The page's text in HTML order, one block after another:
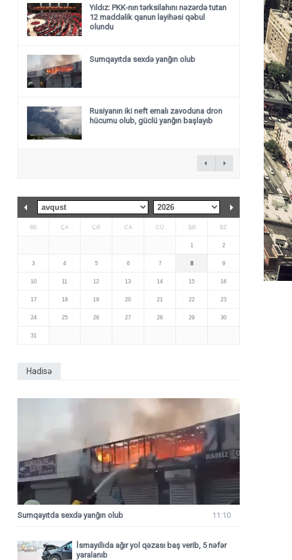
Yıldız: PKK-nın tərksilahını nəzərdə tutan
12 maddəlik qanun layihəsi qəbul
olundu ​​​​​​​
Sumqayıtda sexdə yanğın olub
Rusiyanın iki neft emalı zavoduna dron
hücumu olub, güclü yanğın başlayıb
BE ÇA ÇƏ CA CÜ ŞƏ BZ
1 2
3 4 5 6 7 8 9
10 11 12 13 14 15 16
17 18 19 20 21 22 23
24 25 26 27 28 29 30
31
Hadisə
Sumqayıtda sexdə yanğın olub 11:10
İsmayıllıda ağır yol qəzası baş verib, 5 nəfər
yaralanıb